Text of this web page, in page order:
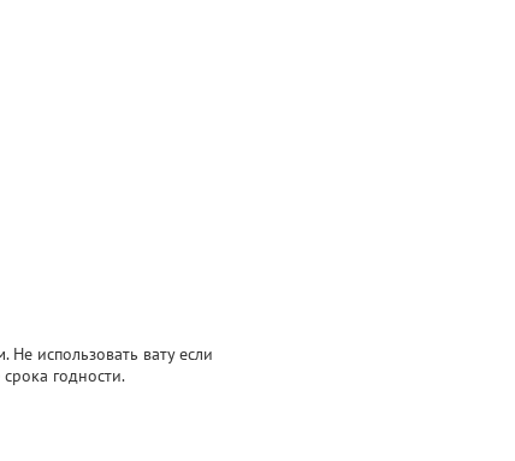
использовать вату если
годности.